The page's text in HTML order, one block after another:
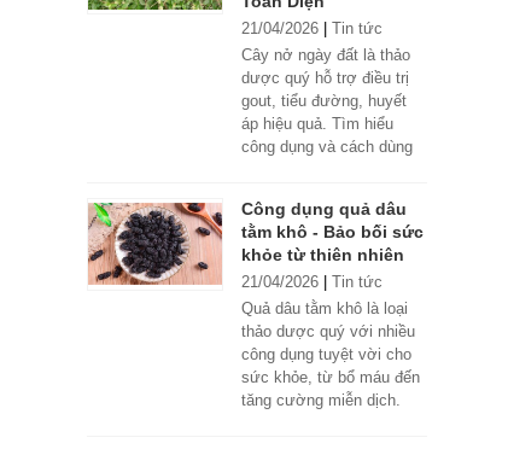
21/04/2026
Tin tức
Cây nở ngày đất là thảo
dược quý hỗ trợ điều trị
gout, tiểu đường, huyết
áp hiệu quả. Tìm hiểu
công dụng và cách dùng
Công dụng quả dâu
tằm khô - Bảo bối sức
khỏe từ thiên nhiên
21/04/2026
Tin tức
Quả dâu tằm khô là loại
thảo dược quý với nhiều
công dụng tuyệt vời cho
sức khỏe, từ bổ máu đến
tăng cường miễn dịch.